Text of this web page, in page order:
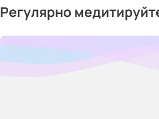
Регулярно